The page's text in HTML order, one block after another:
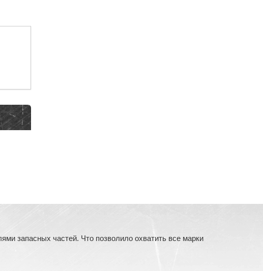
запасных частей. Что позволило охватить все марки